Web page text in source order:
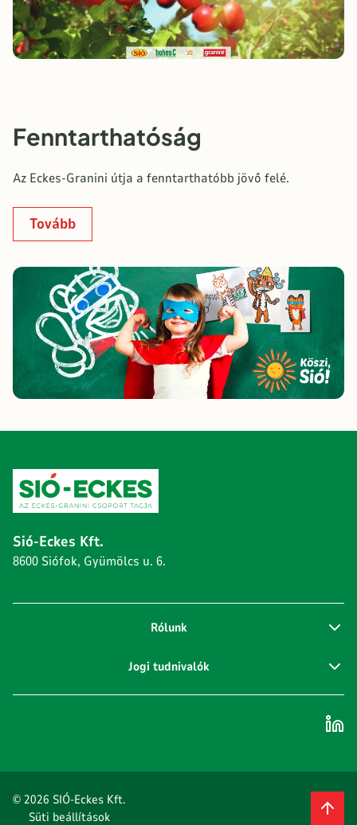
Fenntarthatóság
Az Eckes-Granini útja a fenntarthatóbb jövő felé.
Tovább
Sió-Eckes Kft.
8600 Siófok, Gyümölcs u. 6.
Rólunk
Jogi tudnivalók
© 2026 SIÓ-Eckes Kft.
Süti beállítások